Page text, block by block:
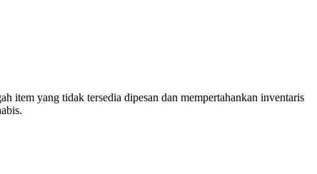
item yang tidak tersedia dipesan dan mempertahankan inventaris